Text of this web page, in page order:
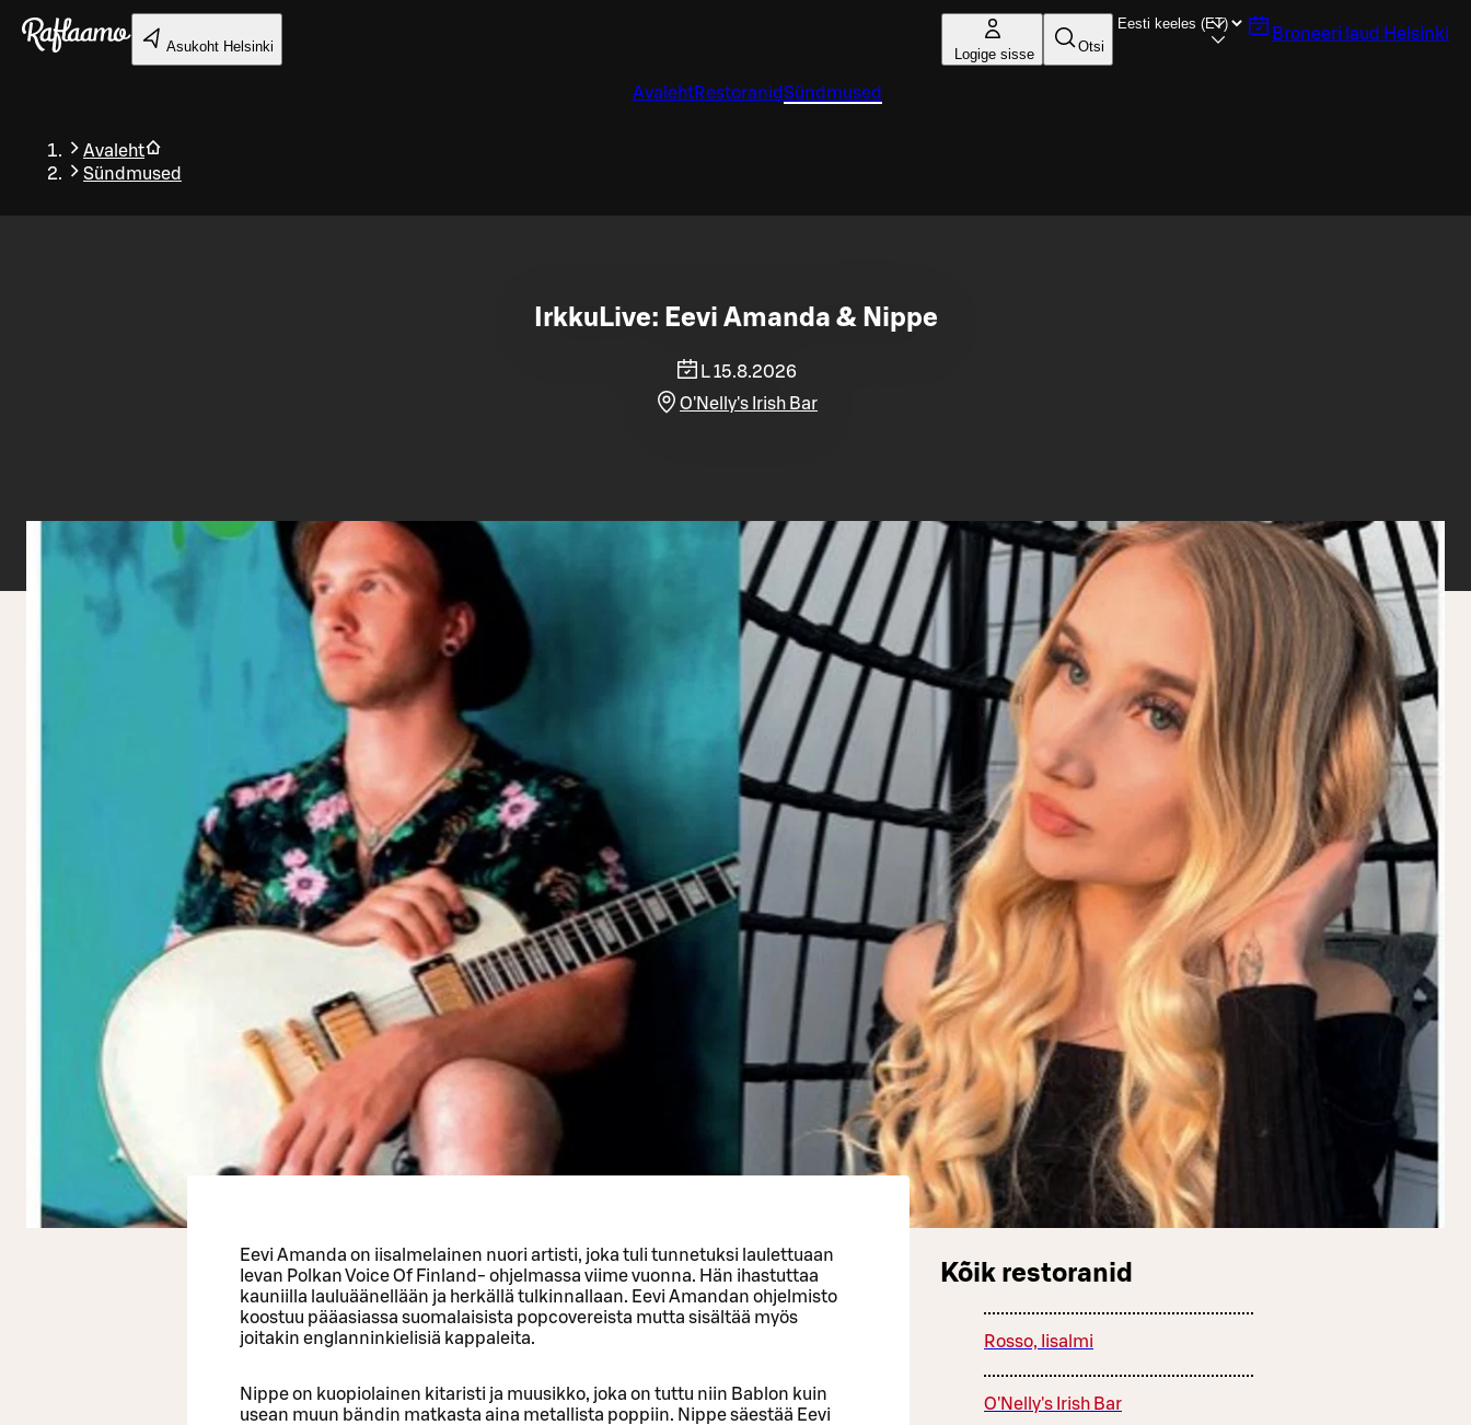
Liigu peamise sisu juurde
Asukoht Helsinki Logige sisse Otsi
Broneeri laud Helsinki
AvalehtRestoranidSündmused
Avaleht
Sündmused
Tagasi
IrkkuLive: Eevi Amanda & Nippe
L 15.8.2026
O'Nelly's Irish Bar
Eevi Amanda on iisalmelainen nuori artisti, joka tuli tunnetuksi laulettuaan
Ievan Polkan Voice Of Finland- ohjelmassa viime vuonna. Hän ihastuttaa
kauniilla lauluäänellään ja herkällä tulkinnallaan. Eevi Amandan ohjelmisto
koostuu pääasiassa suomalaisista popcovereista mutta sisältää myös
joitakin englanninkielisiä kappaleita.
Nippe on kuopiolainen kitaristi ja muusikko, joka on tuttu niin Bablon kuin
usean muun bändin matkasta aina metallista poppiin. Nippe säestää Eevi
Kõik restoranid
Rosso, Iisalmi
O'Nelly's Irish Bar